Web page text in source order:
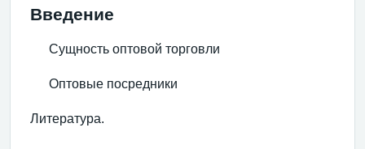
Введение
Сущность оптовой торговли
Оптовые посредники
Литература.